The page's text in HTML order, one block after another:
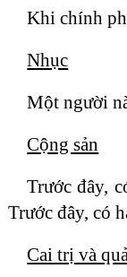
Khi chính
Nhục
Một người
Cộng sản
Trước đây,
Trước đây, có
Cai trị và